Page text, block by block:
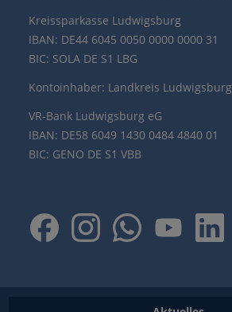
Kreissparkasse Ludwigsburg
IBAN: DE44 6045 0050 0000 0000 31
BIC: SOLA DE S1 LBG
Kontoinhaber: Landkreis Ludwigsburg
VR-Bank Ludwigsburg eG
IBAN: DE58 6049 1430 0484 4840 01
BIC: GENO DE S1 VBB